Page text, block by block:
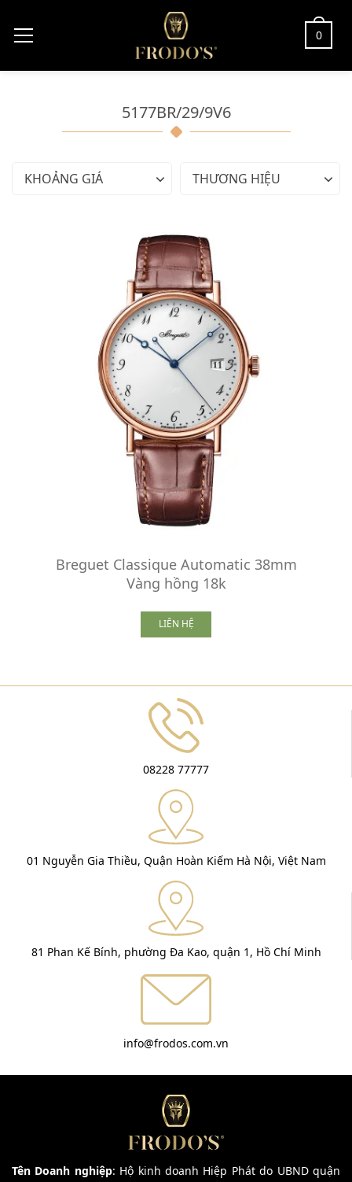
0
5177BR/29/9V6
KHOẢNG GIÁ THƯƠNG HIỆU
Breguet Classique Automatic 38mm
Vàng hồng 18k
LIÊN HỆ
08228 77777
01 Nguyễn Gia Thiều, Quận Hoàn Kiếm Hà Nội, Việt Nam
81 Phan Kế Bính, phường Đa Kao, quận 1, Hồ Chí Minh
info@frodos.com.vn
Tên Doanh nghiệp: Hộ kinh doanh Hiệp Phát do UBND quận